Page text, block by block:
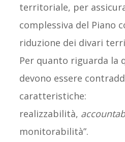
territoriale, per
complessiva del Piano
riduzione dei divari
Per quanto riguarda la
devono essere
caratteristiche:
realizzabilità,
monitorabilità”.